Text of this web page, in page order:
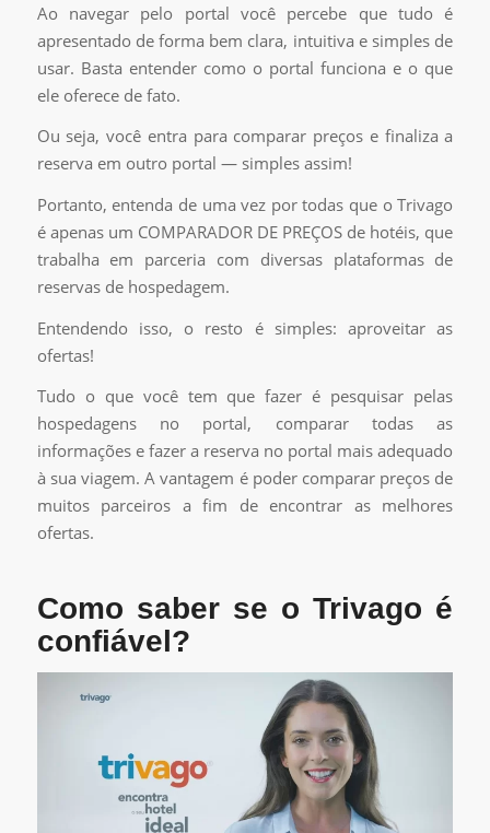
Ao navegar pelo portal você percebe que tudo é
apresentado de forma bem clara, intuitiva e simples de
usar. Basta entender como o portal funciona e o que
ele oferece de fato.
Ou seja, você entra para comparar preços e finaliza a
reserva em outro portal — simples assim!
Portanto, entenda de uma vez por todas que o Trivago
é apenas um COMPARADOR DE PREÇOS de hotéis, que
trabalha em parceria com diversas plataformas de
reservas de hospedagem.
Entendendo isso, o resto é simples: aproveitar as
ofertas!
Tudo o que você tem que fazer é pesquisar pelas
hospedagens no portal, comparar todas as
informações e fazer a reserva no portal mais adequado
à sua viagem. A vantagem é poder comparar preços de
muitos parceiros a fim de encontrar as melhores
ofertas.
Como saber se o Trivago é
confiável?